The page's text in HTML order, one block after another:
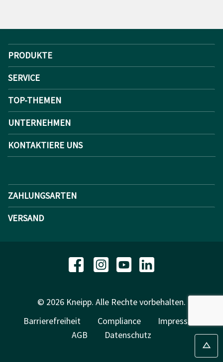
PRODUKTE
SERVICE
TOP-THEMEN
UNTERNEHMEN
KONTAKTIERE UNS
ZAHLUNGSARTEN
VERSAND
© 2026 Kneipp. Alle Rechte vorbehalten.
Barrierefreiheit
Compliance
Impressum
AGB
Datenschutz